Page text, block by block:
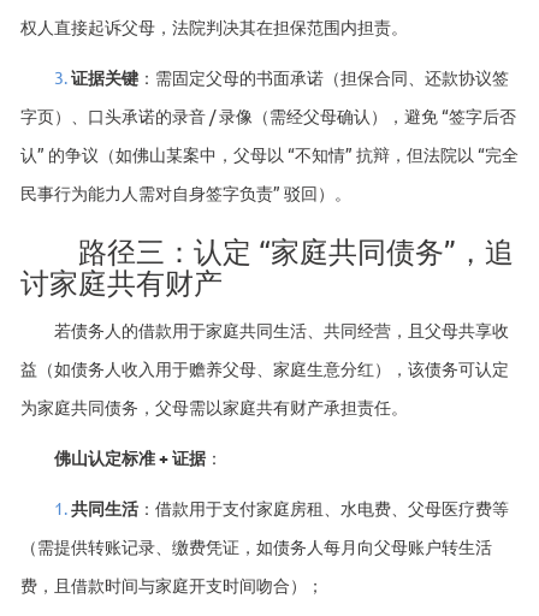
权人直接起诉父母，法院判决其在担保范围内担责。
3. 证据关键 ：需固定父母的书面承诺（担保合同、还款协议签
字页）、口头承诺的录音 / 录像（需经父母确认），避免 “签字后否
认” 的争议（如佛山某案中，父母以 “不知情” 抗辩，但法院以 “完全
民事行为能力人需对自身签字负责” 驳回）。
路径三：认定 “家庭共同债务”，追
讨家庭共有财产
若债务人的借款用于家庭共同生活、共同经营，且父母共享收
益（如债务人收入用于赡养父母、家庭生意分红），该债务可认定
为家庭共同债务，父母需以家庭共有财产承担责任。
佛山认定标准 + 证据 ：
1. 共同生活 ：借款用于支付家庭房租、水电费、父母医疗费等
（需提供转账记录、缴费凭证，如债务人每月向父母账户转生活
费，且借款时间与家庭开支时间吻合）；